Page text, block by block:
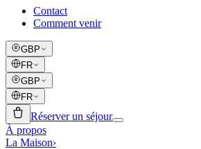
Contact
Comment venir
GBP
FR
GBP
FR
Réserver un séjour
À propos
La Maison›